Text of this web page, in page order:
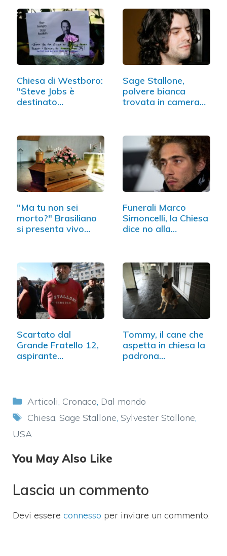
Chiesa di Westboro:
"Steve Jobs è
destinato
Sage Stallone,
polvere bianca
trovata in camera
"Ma tu non sei
morto?" Brasiliano
si presenta vivo…
Funerali Marco
Simoncelli, la Chiesa
dice no alla…
Scartato dal
Grande Fratello 12,
aspirante…
Tommy, il cane che
aspetta in chiesa la
padrona…
Categorie
Articoli, Cronaca, Dal mondo
Tag
Chiesa, Sage Stallone, Sylvester Stallone,
USA
You May Also Like
Lascia un commento
Devi essere connesso per inviare un commento.